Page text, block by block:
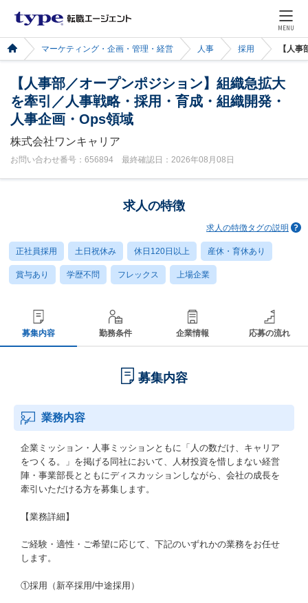
MENU
マーケティング・企画・管理・経営 人事 採用 【人
【人事部／オープンポジション】組織急拡大
を牽引／人事戦略・採用・育成・組織開発・
人事企画・Ops領域
株式会社ワンキャリア
お問い合わせ番号：656894 最終確認日：2026年08月08日
求人の特徴
求人の特徴タグの説明
正社員採用 土日祝休み 休日120日以上 産休・育休あり
賞与あり 学歴不問 フレックス 上場企業
募集内容 勤務条件 企業情報 応募の流れ
募集内容
業務内容
企業ミッション・人事ミッションともに「人の数だけ、キャリア
をつくる。」を掲げる同社において、人材投資を惜しまない経営
陣・事業部長とともにディスカッションしながら、会社の成長を
牽引いただける方を募集します。
【業務詳細】
ご経験・適性・ご希望に応じて、下記のいずれかの業務をお任せ
します。
①採用（新卒採用/中途採用）